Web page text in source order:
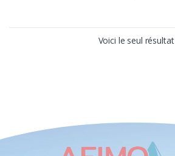
Voici le seul résultat